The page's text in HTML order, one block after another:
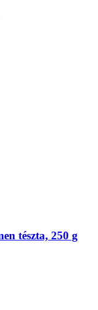
tészta, 250 g